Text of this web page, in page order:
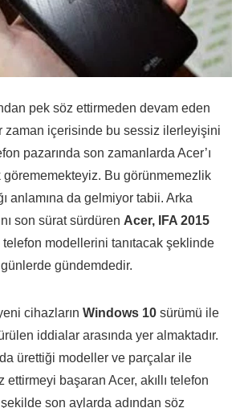
pek söz ettirmeden devam eden
zaman içerisinde bu sessiz ilerleyişini
pazarında son zamanlarda Acer’ı
Bu görünmemezlik
anlamına da gelmiyor tabii. Arka
son sürat sürdüren Acer,
IFA 2015
telefon modellerini tanıtacak şeklinde
gündemdedir.
cihazların Windows 10 sürümü ile
iddialar arasında yer almaktadır.
ürettiği modeller ve parçalar ile
ettirmeyi başaran Acer, akıllı telefon
son aylarda adından söz